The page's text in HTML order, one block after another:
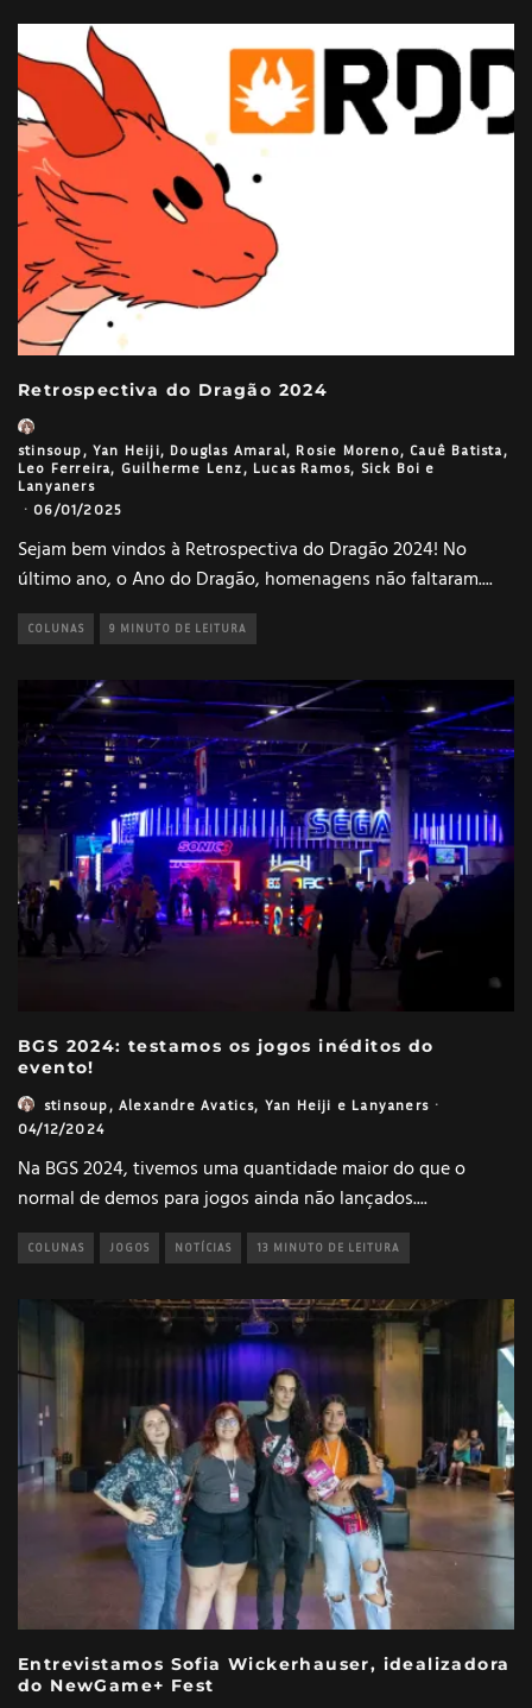
Retrospectiva do Dragão 2024
stinsoup,Yan Heiji, Douglas Amaral, Rosie Moreno, Cauê Batista,
Leo Ferreira, Guilherme Lenz, Lucas Ramos, Sick Boi e
Lanyaners
· 06/01/2025
Sejam bem vindos à Retrospectiva do Dragão 2024! No
último ano, o Ano do Dragão, homenagens não faltaram....
COLUNAS 9 MINUTO DE LEITURA
BGS 2024: testamos os jogos inéditos do
evento!
stinsoup ,Alexandre Avatics, Yan Heiji e Lanyaners ·
04/12/2024
Na BGS 2024, tivemos uma quantidade maior do que o
normal de demos para jogos ainda não lançados....
COLUNAS JOGOS NOTÍCIAS 13 MINUTO DE LEITURA
Entrevistamos Sofia Wickerhauser, idealizadora
do NewGame+ Fest